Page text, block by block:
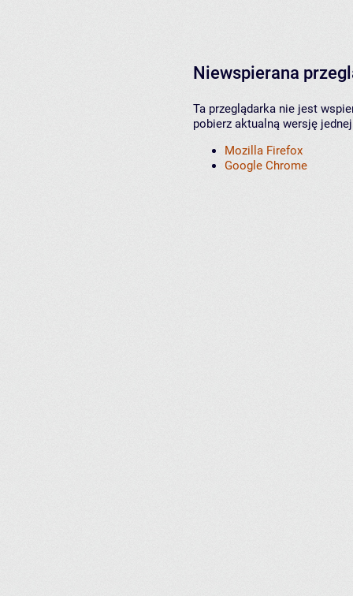
Niewspierana
Ta przeglądarka nie jest
pobierz aktualną wersję
Mozilla Firefox
Google Chrome